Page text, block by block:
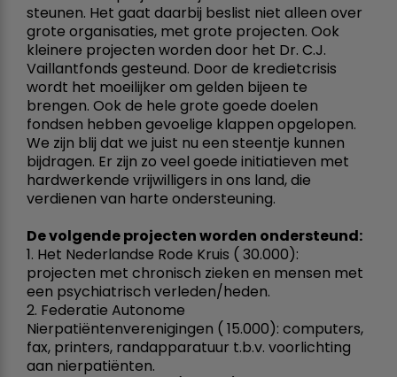
steunen. Het gaat daarbij beslist niet alleen over
grote organisaties, met grote projecten. Ook
kleinere projecten worden door het Dr. C.J.
Vaillantfonds gesteund. Door de kredietcrisis
wordt het moeilijker om gelden bijeen te
brengen. Ook de hele grote goede doelen
fondsen hebben gevoelige klappen opgelopen.
We zijn blij dat we juist nu een steentje kunnen
bijdragen. Er zijn zo veel goede initiatieven met
hardwerkende vrijwilligers in ons land, die
verdienen van harte ondersteuning.
De volgende projecten worden ondersteund:
1. Het Nederlandse Rode Kruis ( 30.000):
projecten met chronisch zieken en mensen met
een psychiatrisch verleden/heden.
2. Federatie Autonome
Nierpatiëntenverenigingen ( 15.000): computers,
fax, printers, randapparatuur t.b.v. voorlichting
aan nierpatiënten.